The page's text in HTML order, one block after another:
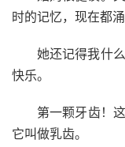
时的记忆，现在都涌
她还记得我什么
快乐。
第一颗牙齿！这
它叫做乳齿。